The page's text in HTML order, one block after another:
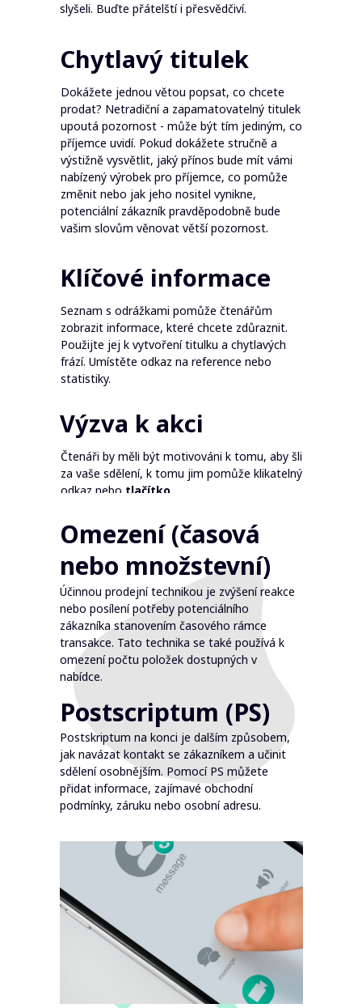
Dokážete jednou větou popsat, co chcete
prodat? Netradiční a zapamatovatelný titulek
upoutá pozornost - může být tím jediným, co
příjemce uvidí. Pokud dokážete stručně a
výstižně vysvětlit, jaký přínos bude mít vámi
nabízený výrobek pro příjemce, co pomůže
změnit nebo jak jeho nositel vynikne,
potenciální zákazník pravděpodobně bude
vašim slovům věnovat větší pozornost.
slyšeli. Buďte přátelští i přesvědčiví.
Chytlavý titulek
Seznam s odrážkami pomůže čtenářům
zobrazit informace, které chcete zdůraznit.
Použijte jej k vytvoření titulku a chytlavých
frází. Umístěte odkaz na reference nebo
statistiky.
Klíčové informace
Čtenáři by měli být motivováni k tomu, aby šli
za vaše sdělení, k tomu jim pomůže klikatelný
odkaz nebo tlačítko.
Výzva k akci
Účinnou prodejní technikou je zvýšení reakce
nebo posílení potřeby potenciálního
zákazníka stanovením časového rámce
transakce. Tato technika se také používá k
omezení počtu položek dostupných v
nabídce.
Omezení (časová
nebo množstevní)
Postskriptum na konci je dalším způsobem,
jak navázat kontakt se zákazníkem a učinit
sdělení osobnějším. Pomocí PS můžete
přidat informace, zajímavé obchodní
podmínky, záruku nebo osobní adresu.
Postscriptum (PS)